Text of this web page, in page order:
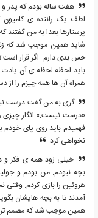
هفت ساله بودم که پدر و
لطف یک راننده ی کامیون
پرستارها بعدا به من
شاید همین موجب شد که
حس بدی دارم. اگر قرار است
باید لحظه لحظه ی آن یادت
همراه آن ها همه چیزم را از
گری به من گفت درست
«درست نیست.» انگار چیزی
فهمیدم باید روی پای
نخواهی کرد.
خیلی زود همه ی فکر و
بچه نبودم. من بودم و
هروئین را بازی کردم.
آمدند تا به بچه هایشان
همین موجب شد که مصمم